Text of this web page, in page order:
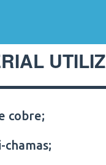
cobre;
chamas;